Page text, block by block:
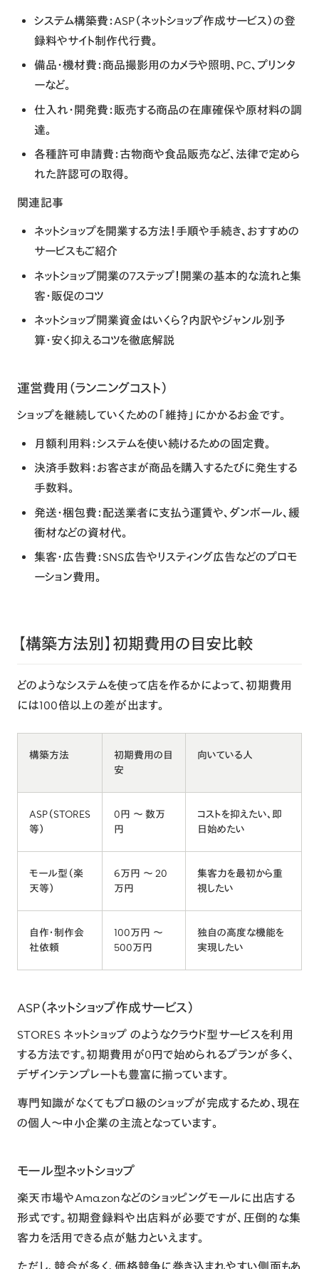
システム構築費 ：ASP（ネットショップ作成サービス）の登
録料やサイト制作代行費。
備品・機材費 ：商品撮影用のカメラや照明、PC、プリンタ
ーなど。
仕入れ・開発費 ：販売する商品の在庫確保や原材料の調
達。
各種許可申請費 ：古物商や食品販売など、法律で定めら
れた許認可の取得。
関連記事
ネットショップを開業する方法！手順や手続き、おすすめの
サービスもご紹介
ネットショップ開業の7ステップ！開業の基本的な流れと集
客・販促のコツ
ネットショップ開業資金はいくら？内訳やジャンル別予
算・安く抑えるコツを徹底解説
運営費用（ランニングコスト）
ショップを継続していくための「維持」にかかるお金です。
月額利用料：システムを使い続けるための固定費。
決済手数料：お客さまが商品を購入するたびに発生する
手数料。
発送・梱包費 ：配送業者に支払う運賃や、ダンボール、緩
衝材などの資材代。
集客・広告費 ：SNS広告やリスティング広告などのプロモ
ーション費用。
【構築方法別】初期費用の目安比較
どのようなシステムを使って店を作るかによって、初期費用
には100倍以上の差が出ます。
構築方法
初期費用の目
安
向いている人
ASP（STORES
等）
0円 〜 数万
円
コストを抑えたい、即
日始めたい
モール型（楽
天等）
6万円 〜 20
万円
集客力を最初から重
視したい
自作・制作会
社依頼
100万円 〜
500万円
独自の高度な機能を
実現したい
ASP（ネットショップ作成サービス）
STORES ネットショップ のようなクラウド型サービスを利用
する方法です。初期費用が0円で始められるプランが多く、
デザインテンプレートも豊富に揃っています。
専門知識がなくてもプロ級のショップが完成するため、現在
の個人〜中小企業の主流となっています。
モール型ネットショップ
楽天市場やAmazonなどのショッピングモールに出店する
形式です。初期登録料や出店料が必要ですが、圧倒的な集
客力を活用できる点が魅力といえます。